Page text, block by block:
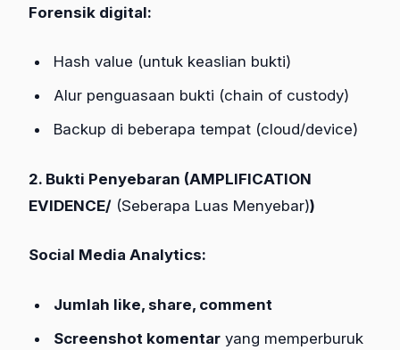
Forensik digital:
Hash value (untuk keaslian bukti)
Alur penguasaan bukti (chain of custody)
Backup di beberapa tempat (cloud/device)
2. Bukti Penyebaran (AMPLIFICATION
EVIDENCE/ (Seberapa Luas Menyebar))
Social Media Analytics:
Jumlah like, share, comment
Screenshot komentar yang memperburuk